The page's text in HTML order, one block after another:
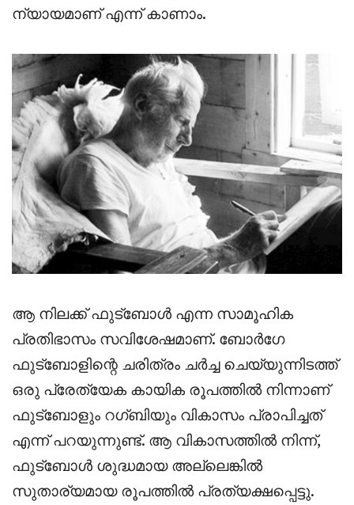
ന്യായമാണ് എന്ന് കാണാം.
ആ നിലക്ക് ഫുട്ബോൾ എന്ന സാമൂഹിക
പ്രതിഭാസം സവിശേഷമാണ്. ബോർഗേ
ഫുട്ബോളിന്റെ ചരിത്രം ചർച്ച ചെയ്യുന്നിടത്ത്
ഒരു പ്രേത്യേക കായിക രൂപത്തിൽ നിന്നാണ്
ഫുട്ബോളും റഗ്ബിയും വികാസം പ്രാപിച്ചത്
എന്ന് പറയുന്നുണ്ട്. ആ വികാസത്തിൽ നിന്ന്,
ഫുട്ബോൾ ശുദ്ധമായ അല്ലെങ്കിൽ
സുതാര്യമായ രൂപത്തിൽ പ്രത്യക്ഷപ്പെട്ടു.